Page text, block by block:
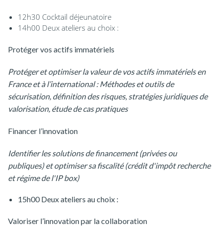
12h30 Cocktail déjeunatoire
14h00 Deux ateliers au choix :
Protéger vos actifs immatériels
Protéger et optimiser la valeur de vos actifs immatériels en
France et à l’international : Méthodes et outils de
sécurisation, définition des risques, stratégies juridiques de
valorisation, étude de cas pratiques
Financer l’innovation
Identifier les solutions de financement (privées ou
publiques) et optimiser sa fiscalité (crédit d'impôt recherche
et régime de l'IP box)
15h00 Deux ateliers au choix :
Valoriser l’innovation par la collaboration